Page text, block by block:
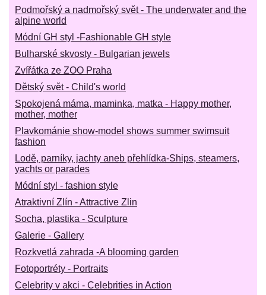
Podmořský a nadmořský svět - The underwater and the
alpine world
Módní GH styl -Fashionable GH style
Bulharské skvosty - Bulgarian jewels
Zvířátka ze ZOO Praha
Dětský svět - Child's world
Spokojená máma, maminka, matka - Happy mother,
mother, mother
Plavkománie show-model shows summer swimsuit
fashion
Lodě, parníky, jachty aneb přehlídka-Ships, steamers,
yachts or parades
Módní styl - fashion style
Atraktivní Zlín - Attractive Zlin
Socha, plastika - Sculpture
Galerie - Gallery
Rozkvetlá zahrada -A blooming garden
Fotoportréty - Portraits
Celebrity v akci - Celebrities in Action